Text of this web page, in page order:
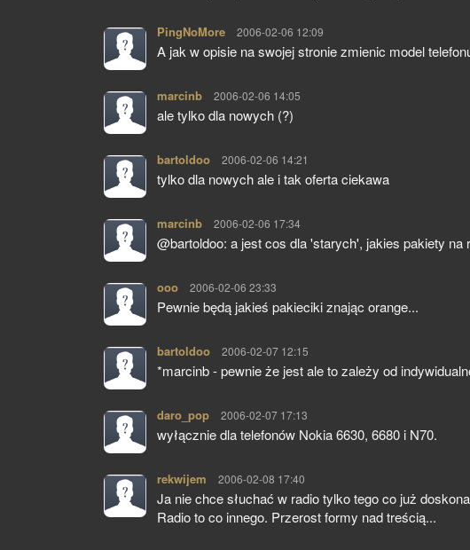
PingNoMore pisze:
2006-02-06 12:09
A jak w opisie na swojej stronie zmienic model
marcinb pisze:
2006-02-06 14:05
ale tylko dla nowych (?)
bartoldoo pisze:
2006-02-06 14:21
tylko dla nowych ale i tak oferta ciekawa
marcinb pisze:
2006-02-06 17:34
@bartoldoo: a jest cos dla 'starych', jakies pakiety
ooo pisze:
2006-02-06 23:33
Pewnie będą jakieś pakieciki znając orange...
bartoldoo pisze:
2006-02-07 12:15
*marcinb - pewnie że jest ale to zależy od
daro_pop pisze:
2006-02-07 17:13
wyłącznie dla telefonów Nokia 6630, 6680 i N70.
rekwijem pisze:
2006-02-08 17:40
Ja nie chce słuchać w radio tylko tego co już
Radio to co innego. Przerost formy nad treścią...